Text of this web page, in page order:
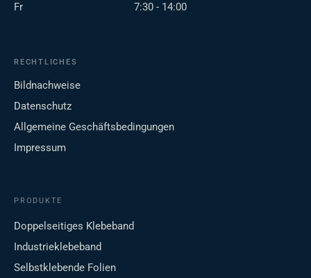
Fr
7:30 - 14:00
RECHTLICHES
Bildnachweise
Datenschutz
Allgemeine Geschäftsbedingungen
Impressum
PRODUKTE
Doppelseitiges Klebeband
Industrieklebeband
Selbstklebende Folien